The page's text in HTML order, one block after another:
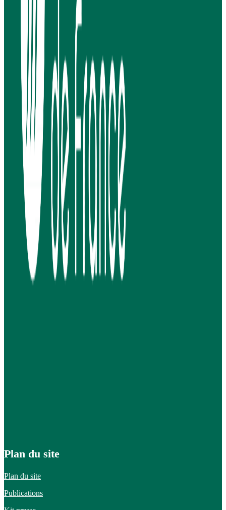
Plan du site
Plan du site
Publications